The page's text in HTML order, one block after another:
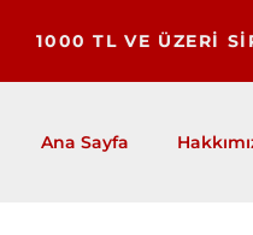
1000 TL VE ÜZERİ
Ana Sayfa